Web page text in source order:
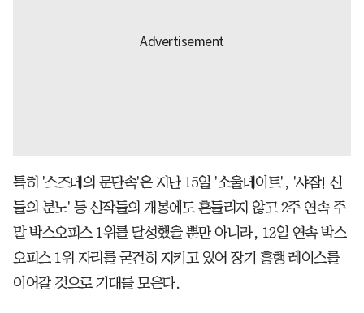
특히 '스즈메의 문단속'은 지난 15일 '소울메이트', '샤잠! 신
들의 분노' 등 신작들의 개봉에도 흔들리지 않고 2주 연속 주
말 박스오피스 1위를 달성했을 뿐만 아니라, 12일 연속 박스
오피스 1위 자리를 굳건히 지키고 있어 장기 흥행 레이스를
이어갈 것으로 기대를 모은다.